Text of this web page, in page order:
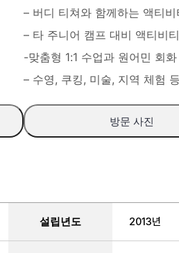
– 버디 티쳐와 함께하는 액티
– 타 주니어 캠프 대비 액티비
-맞춤형 1:1 수업과 원어민 회
– 수영, 쿠킹, 미술, 지역 체험
방문 사진
설립년도 2013년